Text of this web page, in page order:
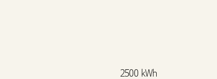
2500 kWh